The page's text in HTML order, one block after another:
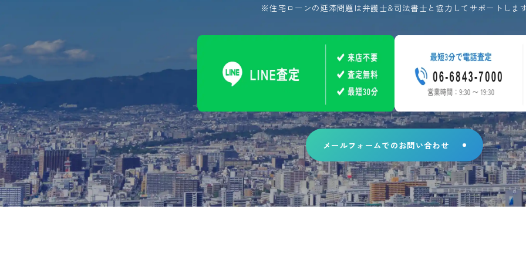
※住宅ローンの延滞問題は弁護士&司法書士と協力してサポートしま
メールフォームでのお問い合わせ